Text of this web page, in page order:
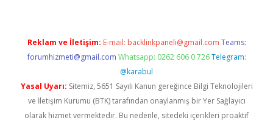
Reklam ve İletişim: E-mail: backlinkpaneli@gmail.com Teams:
forumhizmeti@gmail.com Whatsapp: 0262 606 0 726 Telegram:
@karabul
Yasal Uyarı: Sitemiz, 5651 Sayılı Kanun gereğince Bilgi Teknolojileri
ve İletişim Kurumu (BTK) tarafından onaylanmış bir Yer Sağlayıcı
olarak hizmet vermektedir. Bu nedenle, sitedeki içerikleri proaktif